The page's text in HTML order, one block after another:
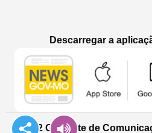
Descarregar a
© 2022 Gabinete de